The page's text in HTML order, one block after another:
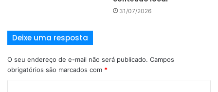
31/07/2026
Deixe uma resposta
O seu endereço de e-mail não será publicado. Campos
obrigatórios são marcados com *